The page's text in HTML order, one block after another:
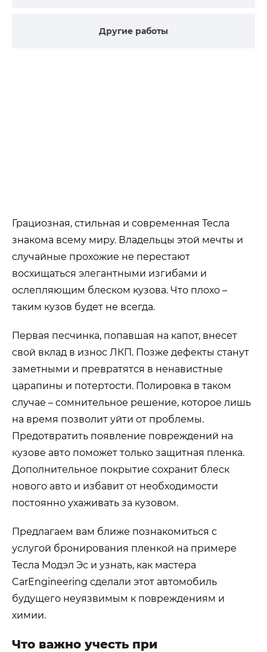
Другие работы
Грациозная, стильная и современная Тесла
знакома всему миру. Владельцы этой мечты и
случайные прохожие не перестают
восхищаться элегантными изгибами и
ослепляющим блеском кузова. Что плохо –
таким кузов будет не всегда.
Первая песчинка, попавшая на капот, внесет
свой вклад в износ ЛКП. Позже дефекты станут
заметными и превратятся в ненавистные
царапины и потертости. Полировка в таком
случае – сомнительное решение, которое лишь
на время позволит уйти от проблемы.
Предотвратить появление повреждений на
кузове авто поможет только защитная пленка.
Дополнительное покрытие сохранит блеск
нового авто и избавит от необходимости
постоянно ухаживать за кузовом.
Предлагаем вам ближе познакомиться с
услугой бронирования пленкой на примере
Тесла Модэл Эс и узнать, как мастера
CarEngineering сделали этот автомобиль
будущего неуязвимым к повреждениям и
химии.
Что важно учесть при